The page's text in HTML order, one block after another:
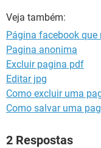
Veja também:
Página facebook
Pagina anonima
Excluir pagina pdf
Editar jpg
Como excluir uma
Como salvar uma
2 Respostas